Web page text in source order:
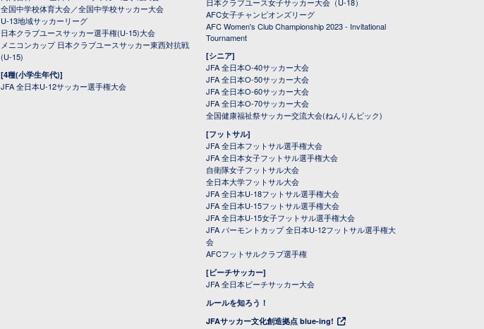
全国中学校体育大会／全国中学校サッカー大会
U-13地域サッカーリーグ
日本クラブユースサッカー選手権(U-15)大会
メニコンカップ 日本クラブユースサッカー東西対抗戦
(U-15)
[4種(小学生年代)]
JFA 全日本U-12サッカー選手権大会
AFC女子チャンピオンズリーグ
AFC Women's Club Championship 2023 - Invitational
Tournament
[シニア]
JFA 全日本O-40サッカー大会
JFA 全日本O-50サッカー大会
JFA 全日本O-60サッカー大会
JFA 全日本O-70サッカー大会
全国健康福祉祭サッカー交流大会(ねんりんピック)
[フットサル]
JFA 全日本フットサル選手権大会
JFA 全日本女子フットサル選手権大会
自衛隊女子フットサル大会
全日本大学フットサル大会
JFA 全日本U-18フットサル選手権大会
JFA 全日本U-15フットサル選手権大会
JFA 全日本U-15女子フットサル選手権大会
JFA バーモントカップ 全日本U-12フットサル選手権大
会
AFCフットサルクラブ選手権
[ビーチサッカー]
JFA 全日本ビーチサッカー大会
ルールを知ろう！
JFAサッカー文化創造拠点 blue-ing!